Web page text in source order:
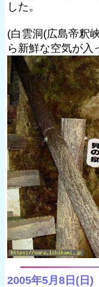
した。
(白雲洞(広島帝釈
ら新鮮な空気が入
2005年5月8日(日)